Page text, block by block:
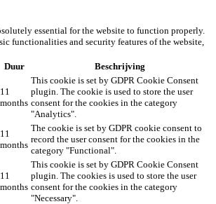
essential for the website to function properly.
functionalities and security features of the website,
Duur Beschrijving
11
months
This cookie is set by GDPR Cookie Consent
plugin. The cookie is used to store the user
consent for the cookies in the category
"Analytics".
11
months
The cookie is set by GDPR cookie consent to
record the user consent for the cookies in the
category "Functional".
11
months
This cookie is set by GDPR Cookie Consent
plugin. The cookies is used to store the user
consent for the cookies in the category
"Necessary".